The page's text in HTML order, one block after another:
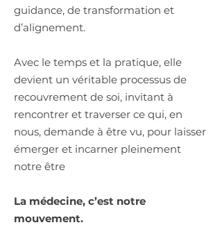
guidance, de transformation et
d’alignement.
Avec le temps et la pratique, elle
devient un véritable processus de
recouvrement de soi, invitant à
rencontrer et traverser ce qui, en
nous, demande à être vu, pour laisser
émerger et incarner pleinement
notre être
La médecine, c’est notre
mouvement.